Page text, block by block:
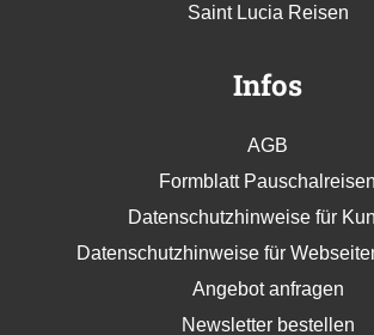
Saint Lucia Reisen
Infos
AGB
Formblatt Pauschalreisen
Datenschutzhinweise für
Datenschutzhinweise für
Angebot anfragen
Newsletter bestellen